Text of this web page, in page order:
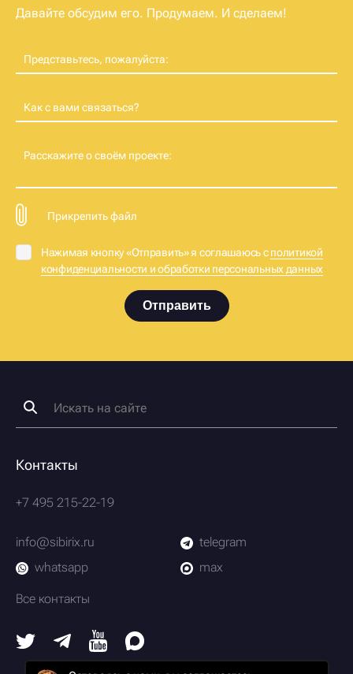
Давайте обсудим его. Продумаем. И сделаем!
Представьтесь, пожалуйста:
Как с вами связаться?
Расскажите о своём проекте:
Прикрепить файл
Нажимая кнопку «Отправить» я соглашаюсь сполитикой
конфиденциальности и обработки персональных данных
Отправить
Контакты
+7 495 215-22-19
info@sibirix.ru
telegram
whatsapp
max
Все контакты